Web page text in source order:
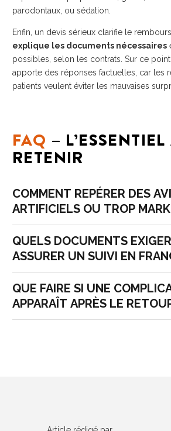
parodontaux, ou sédation.
Enfin, un devis sérieux clarifie le
explique les documents nécessaires
possibles, selon les contrats. Sur ce
apporte des réponses factuelles, car les
patients veulent éviter les mauvaises
FAQ –
RETENIR
COMMENT REPÉRER DES
ARTIFICIELS OU TROP
QUELS DOCUMENTS
ASSURER UN SUIVI EN
QUE FAIRE SI UNE
APPARAÎT APRÈS LE